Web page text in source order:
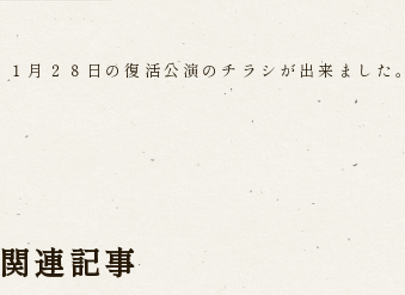
１月２８日の復活公演のチラシが出来ました。
関連記事